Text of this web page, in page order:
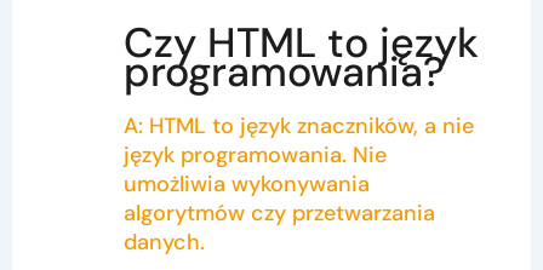
Czy HTML to język
programowania?
A: HTML to język znaczników, a nie
język programowania. Nie
umożliwia wykonywania
algorytmów czy przetwarzania
danych.